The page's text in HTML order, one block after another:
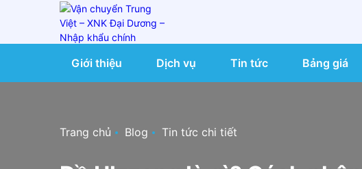
Giới thiệu Dịch vụ Tin tức Bảng giá
Trang chủ Blog Tin tức chi tiết